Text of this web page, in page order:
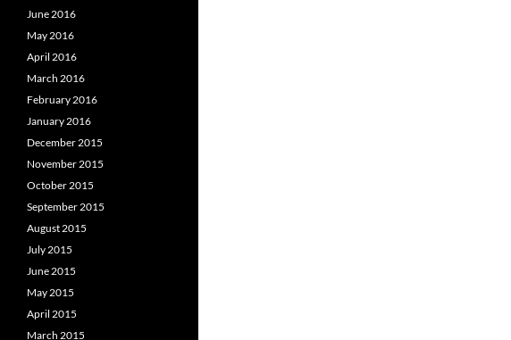
June 2016
May 2016
April 2016
March 2016
February 2016
January 2016
December 2015
November 2015
October 2015
September 2015
August 2015
July 2015
June 2015
May 2015
April 2015
March 2015